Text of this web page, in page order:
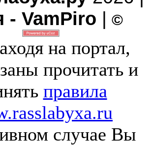
- VamPiro | ©
на портал,
прочитать и
правила
случае Вы